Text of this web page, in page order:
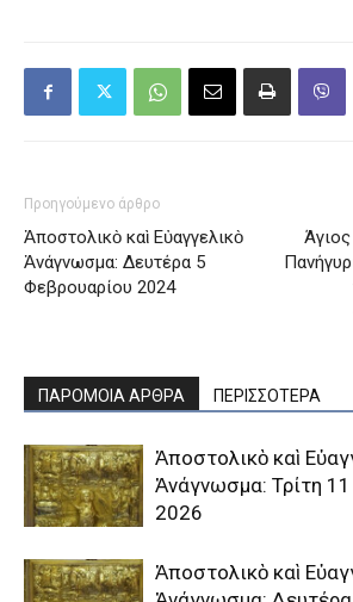
Προηγούμενο άρθρο
Ἀποστολικὸ καὶ Εὐαγγελικὸ
Ἀνάγνωσμα: Δευτέρα 5
Φεβρουαρίου 2024
ΠΑΡΟΜΟΙΑ ΑΡΘΡΑ ΠΕΡΙΣΣΟΤΕΡΑ
Ἀποστολικὸ καὶ
Ἀνάγνωσμα: Τρίτη
2026
Ἀποστολικὸ καὶ